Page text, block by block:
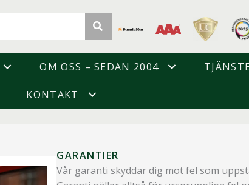
OM OSS – SEDAN 2004
KONTAKT
GARANTIER
Vår garanti skyddar dig mot fel som